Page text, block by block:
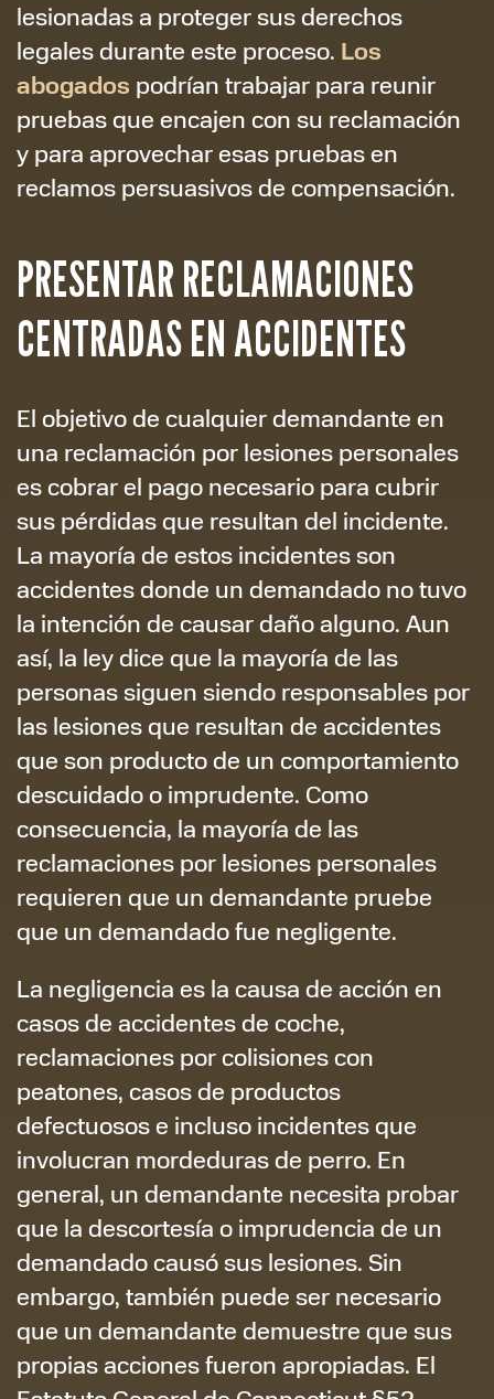
lesionadas a proteger sus derechos
legales durante este proceso. Los
abogados podrían trabajar para reunir
pruebas que encajen con su reclamación
y para aprovechar esas pruebas en
reclamos persuasivos de compensación.
PRESENTAR RECLAMACIONES
CENTRADAS EN ACCIDENTES
El objetivo de cualquier demandante en
una reclamación por lesiones personales
es cobrar el pago necesario para cubrir
sus pérdidas que resultan del incidente.
La mayoría de estos incidentes son
accidentes donde un demandado no tuvo
la intención de causar daño alguno. Aun
así, la ley dice que la mayoría de las
personas siguen siendo responsables por
las lesiones que resultan de accidentes
que son producto de un comportamiento
descuidado o imprudente. Como
consecuencia, la mayoría de las
reclamaciones por lesiones personales
requieren que un demandante pruebe
que un demandado fue negligente.
La negligencia es la causa de acción en
casos de accidentes de coche,
reclamaciones por colisiones con
peatones, casos de productos
defectuosos e incluso incidentes que
involucran mordeduras de perro. En
general, un demandante necesita probar
que la descortesía o imprudencia de un
demandado causó sus lesiones. Sin
embargo, también puede ser necesario
que un demandante demuestre que sus
propias acciones fueron apropiadas. El